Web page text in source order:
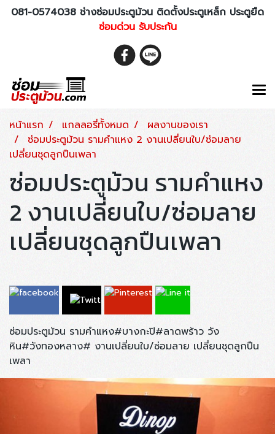
081-0574038 ช่างซ่อมประตูม้วน ติดตั้งประตูเหล็ก ประตูยืด
ซ่อมด่วน รับประกัน
หน้าแรก แกลลอรี่ทั้งหมด
ผลงานของเรา
ซ่อมประตูม้วน รามคำแหง 2 งานเปลี่ยนใบ/ซ่อมลาย
เปลี่ยนชุดลูกปืนเพลา
ซ่อมประตูม้วน รามคำแหง
2 งานเปลี่ยนใบ/ซ่อมลาย
เปลี่ยนชุดลูกปืนเพลา
ซ่อมประตูม้วน รามคำแหง#บางกะปิ#ลาดพร้าว วัง
หิน#วังทองหลาง# งานเปลี่ยนใบ/ซ่อมลาย เปลี่ยนชุดลูกปืน
เพลา